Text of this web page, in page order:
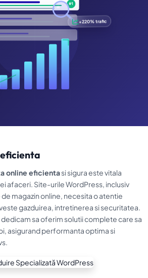
+220% trafic
#1
online eficientasi sigura este vitala
afaceri. Site-urile WordPress, inclusiv
magazin online, necesita o atentie
gazduirea, intretinerea si securitatea.
dedicam sa oferim solutii complete care sa
asigurand performanta optima si